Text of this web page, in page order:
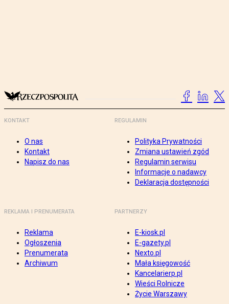
KONTAKT
O nas
Kontakt
Napisz do nas
REGULAMIN
Polityka Prywatności
Zmiana ustawień zgód
Regulamin serwisu
Informacje o nadawcy
Deklaracja dostępności
REKLAMA I PRENUMERATA
Reklama
Ogłoszenia
Prenumerata
Archiwum
PARTNERZY
E-kiosk.pl
E-gazety.pl
Nexto.pl
Mała księgowość
Kancelarierp.pl
Wieści Rolnicze
Życie Warszawy